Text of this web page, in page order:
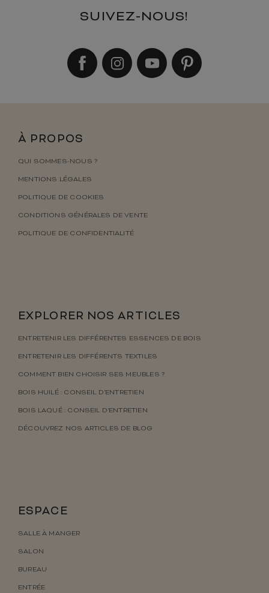
SUIVEZ-NOUS!
À PROPOS
QUI SOMMES-NOUS ?
MENTIONS LÉGALES
POLITIQUE DE COOKIES
CONDITIONS GÉNÉRALES DE VENTE
POLITIQUE DE CONFIDENTIALITÉ
EXPLORER NOS ARTICLES
ENTRETENIR LES DIFFÉRENTES ESSENCES DE BOIS
ENTRETENIR LES DIFFÉRENTS TEXTILES
COMMENT BIEN CHOISIR SES MEUBLES ?
BOIS HUILÉ : CONSEIL D’ENTRETIEN
BOIS LAQUÉ : CONSEIL D’ENTRETIEN
DÉCOUVREZ NOS ARTICLES DE BLOG
ESPACE
SALLE À MANGER
SALON
BUREAU
ENTRÉE